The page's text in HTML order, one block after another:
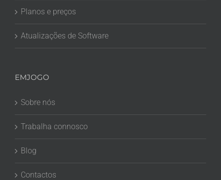
Planos e preços
Atualizações de Software
EMJOGO
Sobre nós
Trabalha connosco
Blog
Contactos